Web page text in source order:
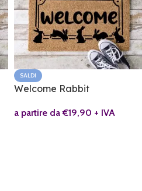
SALDI
Welcome Rabbit
a partire da€19,90 + IVA